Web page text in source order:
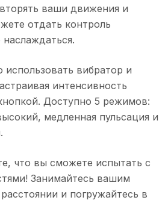
ваши движения и
отдать контроль
вибратор и
интенсивность
Доступно 5 режимов:
медленная пульсация и
что вы сможете испытать с
Занимайтесь вашим
и погружайтесь в